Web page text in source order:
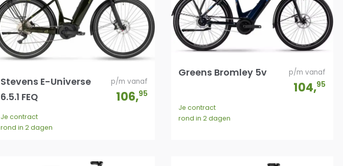
Stevens E-Universe
6.5.1 FEQ
p/m vanaf
106,95
Je contract
rond in 2 dagen
Greens Bromley 5v p/m vanaf
104,95
Je contract
rond in 2 dagen